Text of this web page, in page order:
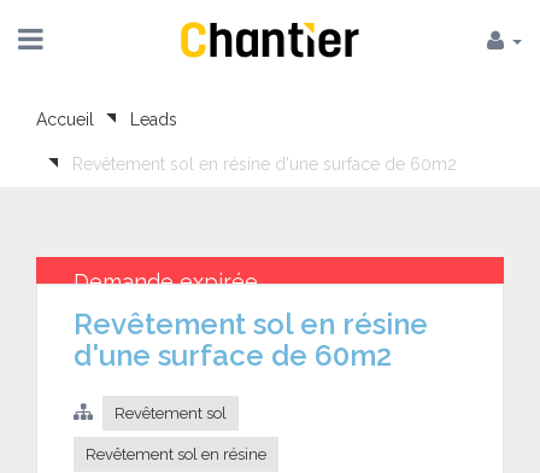
Accueil Leads
Revêtement sol en résine d'une surface de 60m2
Demande expirée
Revêtement sol en résine
d'une surface de 60m2
Revêtement sol
Revêtement sol en résine